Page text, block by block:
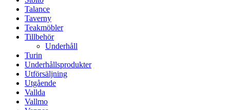
Talance
Taverny
Teakmöbler
Tillbehör
Underhåll
Turin
Underhållsprodukter
Utförsäljning
Utgående
Vallda
Vallmo